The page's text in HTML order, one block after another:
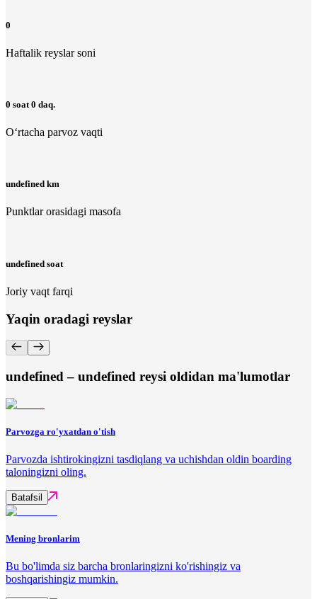
0
Haftalik reyslar soni
0 soat 0 daq.
O‘rtacha parvoz vaqti
undefined km
Punktlar orasidagi masofa
undefined soat
Joriy vaqt farqi
Yaqin oradagi reyslar
undefined – undefined reysi oldidan ma'lumotlar
Parvozga ro'yxatdan o'tish
Parvozda ishtirokingizni tasdiqlang va uchishdan oldin boarding
taloningizni oling.
Batafsil
Mening bronlarim
Bu bo'limda siz barcha bronlaringizni ko'rishingiz va
boshqarishingiz mumkin.